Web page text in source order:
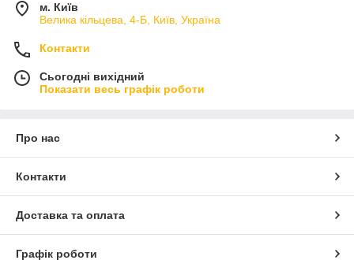
м. Київ
Велика кільцева, 4-Б, Київ, Україна
Контакти
Сьогодні вихідний
Показати весь графік роботи
Про нас
Контакти
Доставка та оплата
Графік роботи